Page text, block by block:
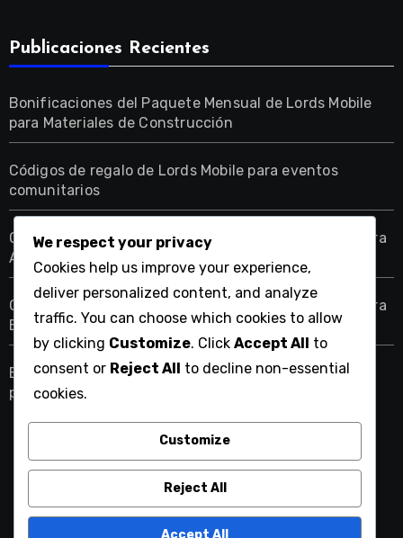
Publicaciones Recientes
Bonificaciones del Paquete Mensual de Lords Mobile
para Materiales de Construcción
Códigos de regalo de Lords Mobile para eventos
comunitarios
Cajas de Recompensa de Eventos de Lords Mobile para
Artículos
Cajas de Recompensa de Eventos de Lords Mobile para
Equipamiento
Bonificaciones del Paquete Mensual de Lords Mobile
para Tropas
ulises1.mx
We respect your privacy
Cookies help us improve your experience,
deliver personalized content, and analyze
traffic. You can choose which cookies to allow
by clicking Customize. Click Accept All to
consent or Reject All to decline non-essential
cookies.
Customize
Reject All
Accept All